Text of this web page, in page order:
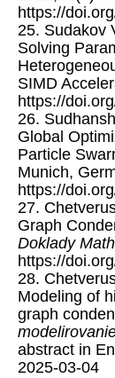
https://
25. Sudakov
Solving
SIMD
https://
26.
Global
Particle
Munich,
https://
27.
Graph
Doklady
https://
28.
Modeling of
graph
abstract in
2025-03-04